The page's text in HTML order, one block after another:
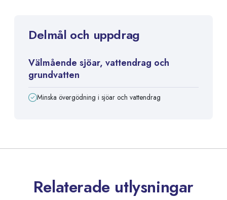
Delmål och uppdrag
Välmående sjöar, vattendrag och
grundvatten
Minska övergödning i sjöar och vattendrag
Relaterade utlysningar